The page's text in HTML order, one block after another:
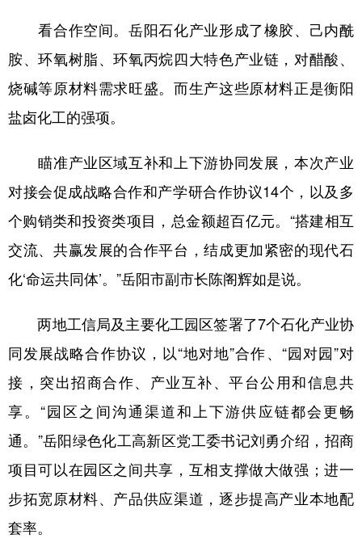
多语种频道
English Español Français عربى
Русский язык 日本語 한국어
Deutsch Português
看合作空间。岳阳石化产业形成了橡胶、己内酰
胺、环氧树脂、环氧丙烷四大特色产业链，对醋酸、
烧碱等原材料需求旺盛。而生产这些原材料正是衡阳
盐卤化工的强项。
瞄准产业区域互补和上下游协同发展，本次产业
对接会促成战略合作和产学研合作协议14个，以及多
个购销类和投资类项目，总金额超百亿元。“搭建相互
交流、共赢发展的合作平台，结成更加紧密的现代石
化‘命运共同体’。”岳阳市副市长陈阁辉如是说。
两地工信局及主要化工园区签署了7个石化产业协
同发展战略合作协议，以“地对地”合作、“园对园”对
接，突出招商合作、产业互补、平台公用和信息共
享。“园区之间沟通渠道和上下游供应链都会更畅
通。”岳阳绿色化工高新区党工委书记刘勇介绍，招商
项目可以在园区之间共享，互相支撑做大做强；进一
步拓宽原材料、产品供应渠道，逐步提高产业本地配
套率。